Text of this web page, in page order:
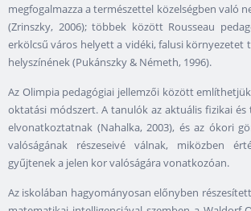
megfogalmazza a természettel közelségben való
(Zrinszky, 2006); többek között Rousseau
erkölcsű város helyett a vidéki, falusi környezetet
helyszínének (Pukánszky & Németh, 1996).
Az Olimpia pedagógiai jellemzői között
oktatási módszert. A tanulók az aktuális fizikai és
elvonatkoztatnak (Nahalka, 2003), és az ókori
valóságának részeseivé válnak, miközben
gyűjtenek a jelen kor valóságára vonatkozóan.
Az iskolában hagyományosan előnyben